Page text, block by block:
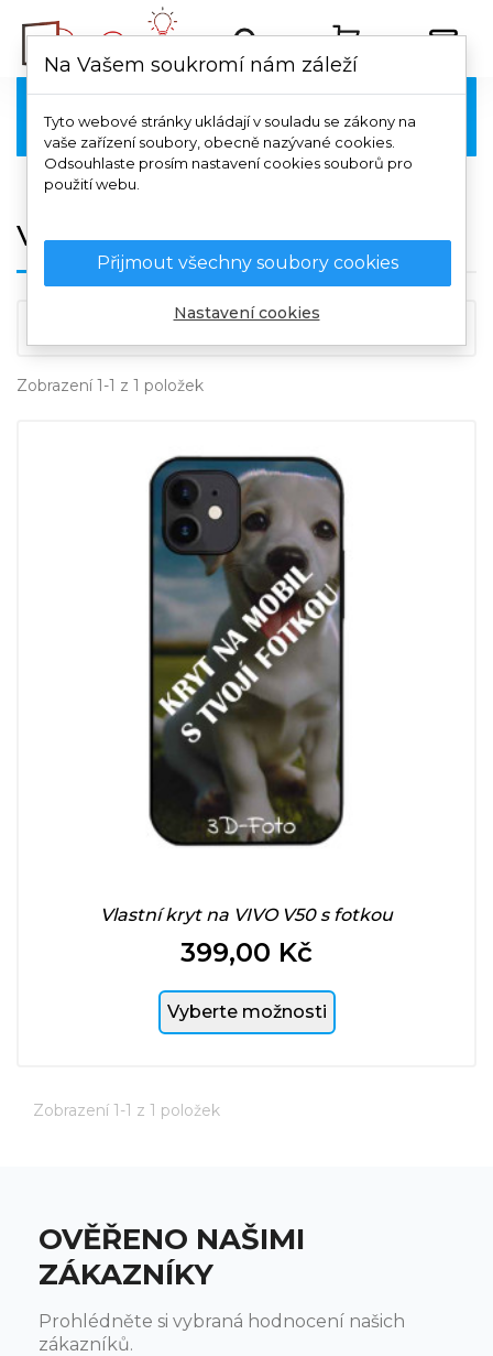
Vivo 
Vivo V50
Zobrazení 1-1 z 1 položek
Vlastní kryt na VIVO V50 s fotkou
Cena
399,00 Kč
Vyberte možnosti
Zobrazení 1-1 z 1 položek
OVĚŘENO NAŠIMI
ZÁKAZNÍKY
Prohlédněte si vybraná hodnocení našich
zákazníků.
Na Vašem soukromí nám záleží
Tyto webové stránky ukládají v souladu se zákony na
vaše zařízení soubory, obecně nazývané cookies.
Odsouhlaste prosím nastavení cookies souborů pro
použití webu.
Přijmout všechny soubory cookies
Nastavení cookies